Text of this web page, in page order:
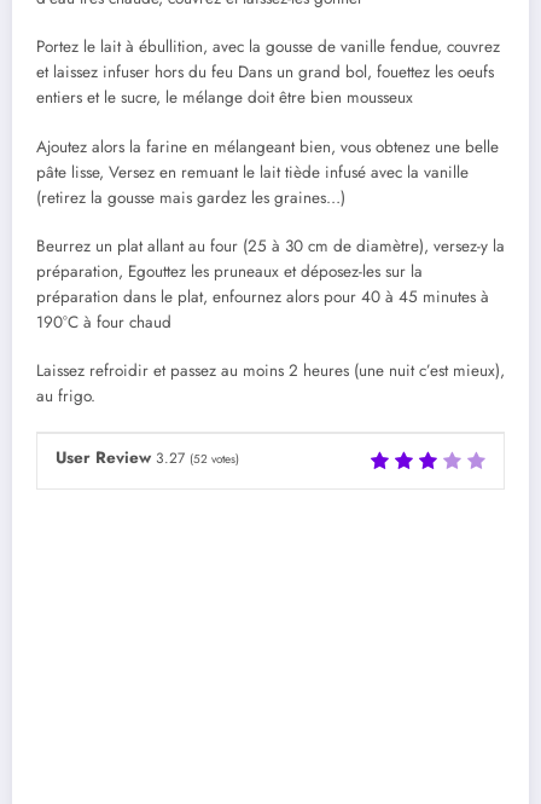
Portez le lait à ébullition, avec la gousse de vanille fendue, couvrez
et laissez infuser hors du feu Dans un grand bol, fouettez les oeufs
entiers et le sucre, le mélange doit être bien mousseux
Ajoutez alors la farine en mélangeant bien, vous obtenez une belle
pâte lisse, Versez en remuant le lait tiède infusé avec la vanille
(retirez la gousse mais gardez les graines…)
Beurrez un plat allant au four (25 à 30 cm de diamètre), versez-y la
préparation, Egouttez les pruneaux et déposez-les sur la
préparation dans le plat, enfournez alors pour 40 à 45 minutes à
190°C à four chaud
Laissez refroidir et passez au moins 2 heures (une nuit c’est mieux),
au frigo.
User Review 3.27 (52 votes)